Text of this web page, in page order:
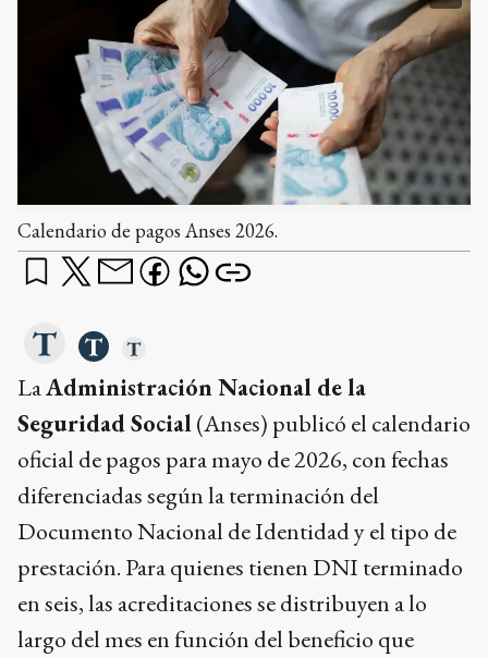
Calendario de pagos Anses 2026.
LaAdministración Nacional de la
Seguridad Social(Anses) publicó el calendario
oficial de pagos para mayo de 2026, con fechas
diferenciadas según la terminación del
Documento Nacional de Identidad y el tipo de
prestación. Para quienes tienen DNI terminado
en seis, las acreditaciones se distribuyen a lo
largo del mes en función del beneficio que